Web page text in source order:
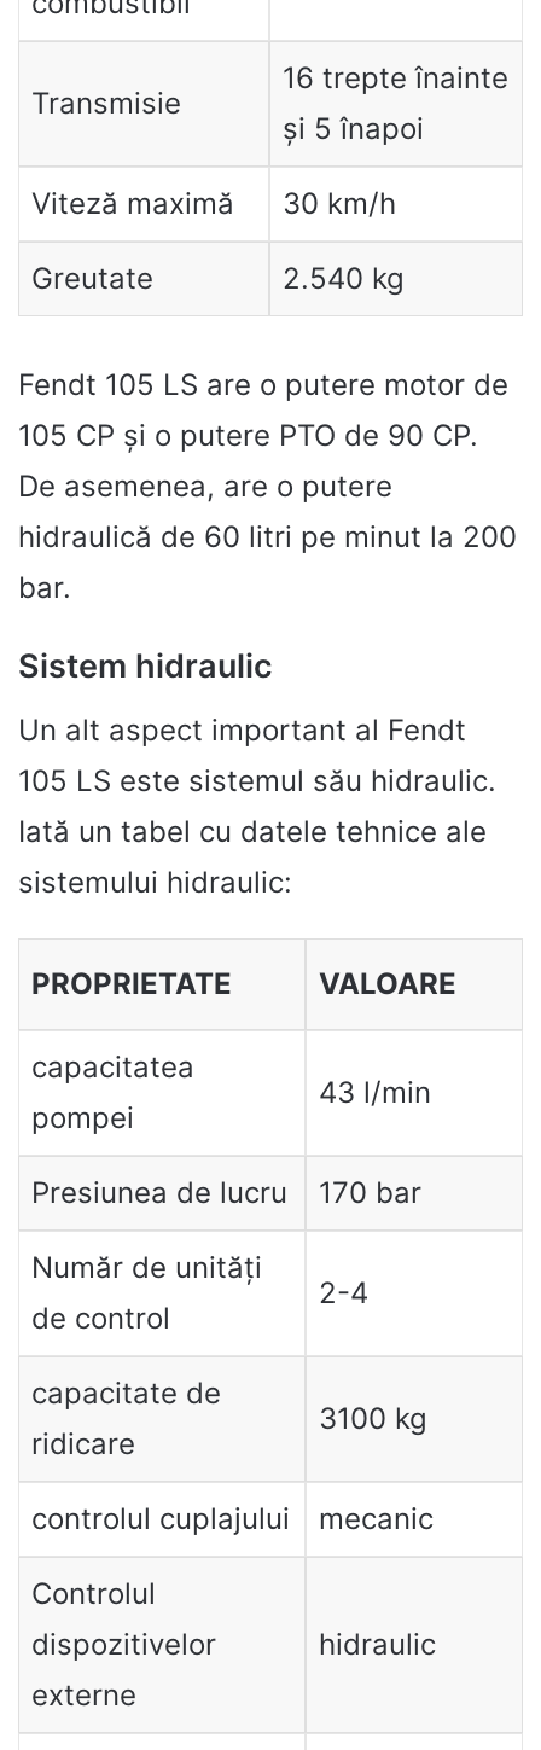
Transmisie
16 trepte înainte
și 5 înapoi
Viteză maximă 30 km/h
Greutate 2.540 kg
Fendt 105 LS are o putere motor de
105 CP și o putere PTO de 90 CP.
De asemenea, are o putere
hidraulică de 60 litri pe minut la 200
bar.
Sistem hidraulic
Un alt aspect important al Fendt
105 LS este sistemul său hidraulic.
Iată un tabel cu datele tehnice ale
sistemului hidraulic:
PROPRIETATE VALOARE
capacitatea
pompei
43 l/min
Presiunea de lucru 170 bar
Număr de unități
de control
2-4
capacitate de
ridicare
3100 kg
controlul cuplajului mecanic
Controlul
dispozitivelor
externe
hidraulic